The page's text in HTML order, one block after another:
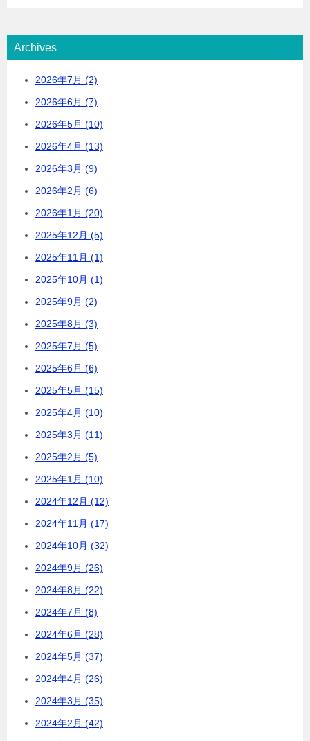
Archives
2026年7月 (2)
2026年6月 (7)
2026年5月 (10)
2026年4月 (13)
2026年3月 (9)
2026年2月 (6)
2026年1月 (20)
2025年12月 (5)
2025年11月 (1)
2025年10月 (1)
2025年9月 (2)
2025年8月 (3)
2025年7月 (5)
2025年6月 (6)
2025年5月 (15)
2025年4月 (10)
2025年3月 (11)
2025年2月 (5)
2025年1月 (10)
2024年12月 (12)
2024年11月 (17)
2024年10月 (32)
2024年9月 (26)
2024年8月 (22)
2024年7月 (8)
2024年6月 (28)
2024年5月 (37)
2024年4月 (26)
2024年3月 (35)
2024年2月 (42)